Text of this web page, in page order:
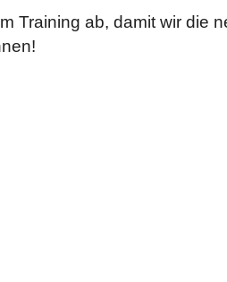
Training ab, damit wir die